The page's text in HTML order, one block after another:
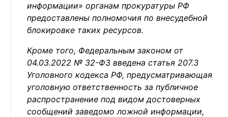
информации» органам прокуратуры РФ
предоставлены полномочия по внесудебной
блокировке таких ресурсов.
Кроме того, Федеральным законом от
04.03.2022 № 32-ФЗ введена статья 207.3
Уголовного кодекса РФ, предусматривающая
уголовную ответственность за публичное
распространение под видом достоверных
сообщений заведомо ложной информации,